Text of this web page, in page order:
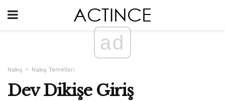
ad
Nakış Nakış Temelleri
Dev Dikişe Giriş